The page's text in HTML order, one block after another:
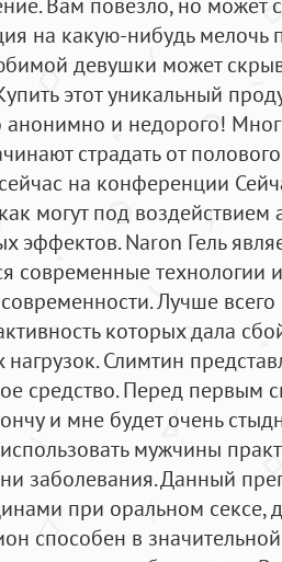
на какую-нибудь мелочь
девушки может
этот уникальный
анонимно и недорого!
страдать от
на конференции
могут под воздействием
эффектов. Naron Гель
современные технологии
Лучше
которых дала
Слимтин
средство. Перед первым
и мне будет очень
мужчины
заболевания. Данный
при оральном сексе,
способен в